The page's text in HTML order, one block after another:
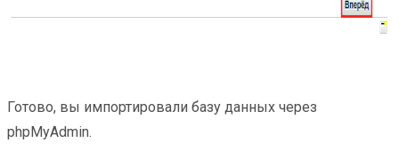
Готово, вы импортировали базу данных через
phpMyAdmin.